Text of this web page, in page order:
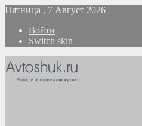
Пятница , 7 Август 2026
Войти
Switch skin